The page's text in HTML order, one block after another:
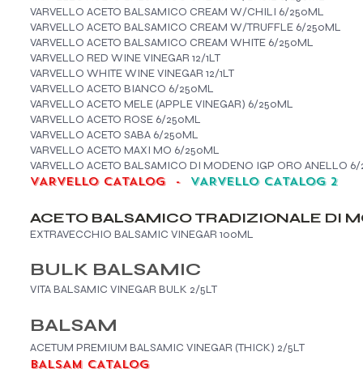
VARVELLO ACETO BALSAMICO CREAM W/CHILI 6/250ML
VARVELLO ACETO BALSAMICO CREAM W/TRUFFLE 6/250ML
VARVELLO ACETO BALSAMICO CREAM WHITE 6/250ML
VARVELLO RED WINE VINEGAR 12/1LT
VARVELLO WHITE WINE VINEGAR 12/1LT
VARVELLO ACETO BIANCO 6/250ML
VARVELLO ACETO MELE (APPLE VINEGAR) 6/250ML
VARVELLO ACETO ROSE 6/250ML
VARVELLO ACETO SABA 6/250ML
VARVELLO ACETO MAXI MO 6/250ML
VARVELLO ACETO BALSAMICO DI MODENO IGP ORO ANELLO
VARVELLO CATALOG- VARVELLO CATALOG 2
ACETO BALSAMICO TRADIZIONALE DI
EXTRAVECCHIO BALSAMIC VINEGAR 100ML
BULK BALSAMIC
VITA BALSAMIC VINEGAR BULK 2/5LT
BALSAM
ACETUM PREMIUM BALSAMIC VINEGAR (THICK) 2/5LT
BALSAM CATALOG